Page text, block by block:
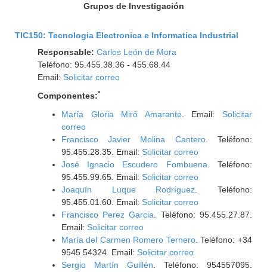
Grupos de Investigación
TIC150: Tecnologia Electronica e Informatica Industrial
Responsable: Carlos León de Mora
Teléfono: 95.455.38.36 - 455.68.44
Email: Solicitar correo
Componentes:*
María Gloria Miró Amarante . Email: Solicitar
correo
Francisco Javier Molina Cantero. Teléfono:
95.455.28.35. Email: Solicitar correo
José Ignacio Escudero Fombuena . Teléfono:
95.455.99.65. Email: Solicitar correo
Joaquín Luque Rodríguez . Teléfono:
95.455.01.60. Email: Solicitar correo
Francisco Perez Garcia . Teléfono: 95.455.27.87.
Email: Solicitar correo
María del Carmen Romero Ternero. Teléfono: +34
9545 54324. Email: Solicitar correo
Sergio Martín Guillén . Teléfono: 954557095.